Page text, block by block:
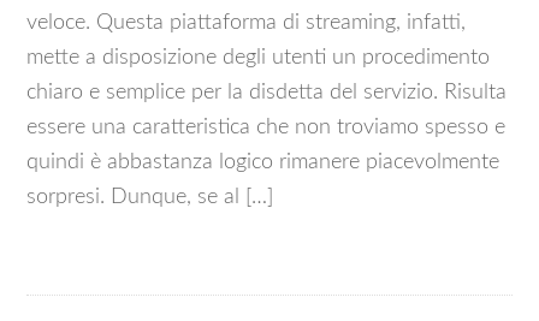
veloce. Questa piattaforma di streaming, infatti,
mette a disposizione degli utenti un procedimento
chiaro e semplice per la disdetta del servizio. Risulta
essere una caratteristica che non troviamo spesso e
quindi è abbastanza logico rimanere piacevolmente
sorpresi. Dunque, se al […]